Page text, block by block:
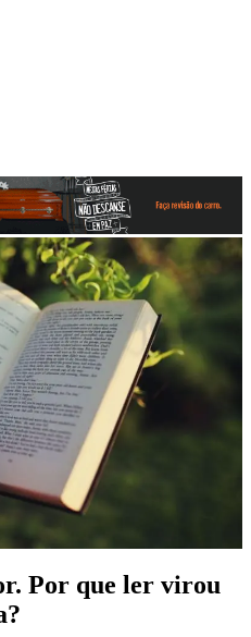
Por que ler virou